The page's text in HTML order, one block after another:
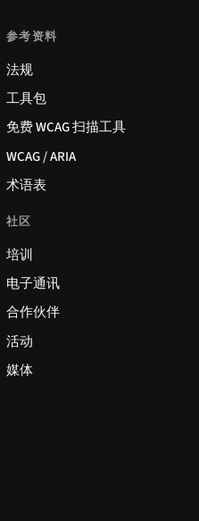
参考资料
法规
工具包
免费 WCAG 扫描工具
WCAG / ARIA
术语表
社区
培训
电子通讯
合作伙伴
活动
媒体